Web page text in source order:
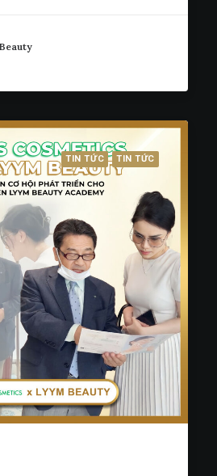
TIN TỨC TIN TỨC